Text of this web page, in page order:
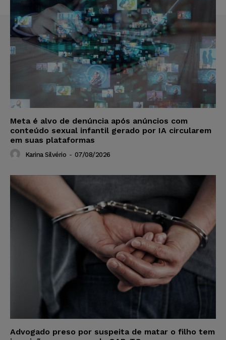
Meta é alvo de denúncia após anúncios com
conteúdo sexual infantil gerado por IA circularem
em suas plataformas
Karina Silvério - 07/08/2026
Advogado preso por suspeita de matar o filho tem